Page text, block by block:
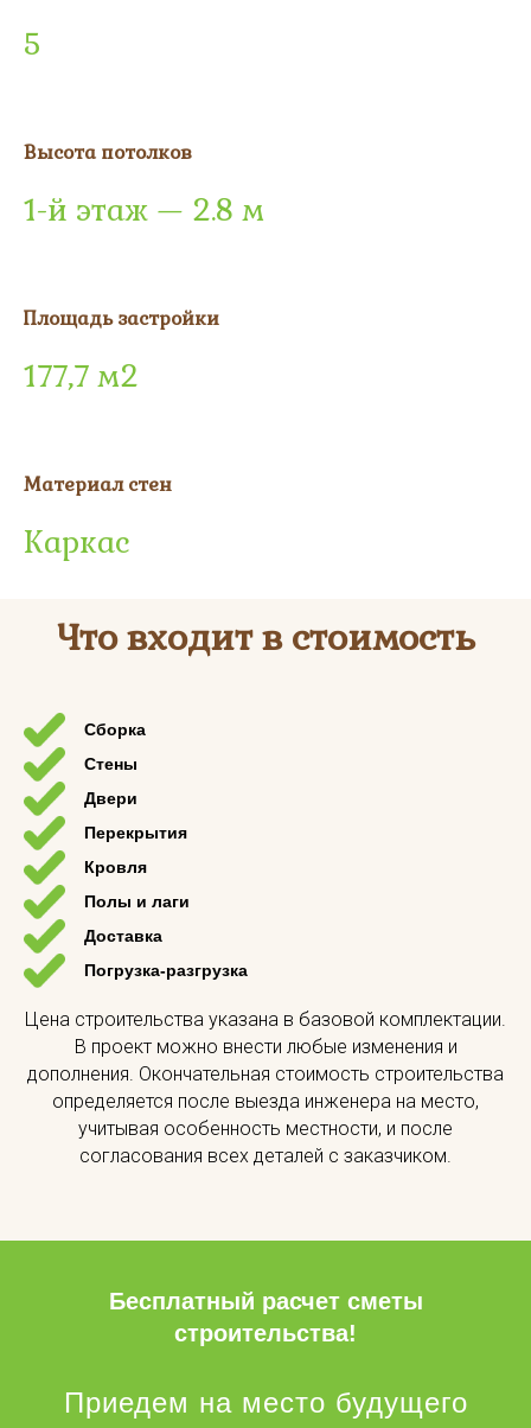
5
Высота потолков
1-й этаж — 2.8 м
Площадь застройки
177,7 м2
Материал стен
Каркас
Что входит в стоимость
Сборка
Стены
Двери
Перекрытия
Кровля
Полы и лаги
Доставка
Погрузка-разгрузка
Цена строительства указана в базовой комплектации.
В проект можно внести любые изменения и
дополнения. Окончательная стоимость строительства
определяется после выезда инженера на место,
учитывая особенность местности, и после
согласования всех деталей с заказчиком.
Бесплатный расчет сметы
строительства!
Приедем на место будущего